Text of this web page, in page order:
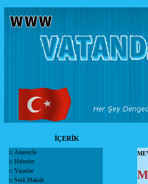
İÇERİK
:: Anasayfa
:: Haberler
:: Yazarlar
:: Sesli Makale